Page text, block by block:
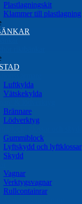
Plastlagningskit
Klammer till plastlagning
Luftkylda
Vätskekylda
Brännare
Lödverktyg
Gummiblock
Lyftskydd och lyftklossar
Skydd
Vagnar
Verktygsvagnar
Rullcontainrar